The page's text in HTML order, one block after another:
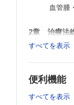
血管腫・
2章 治療法
I．手術療
A. 「血管
II．血管内
A. 硬化剤
すべてを表示
便利機能
すべてを表示